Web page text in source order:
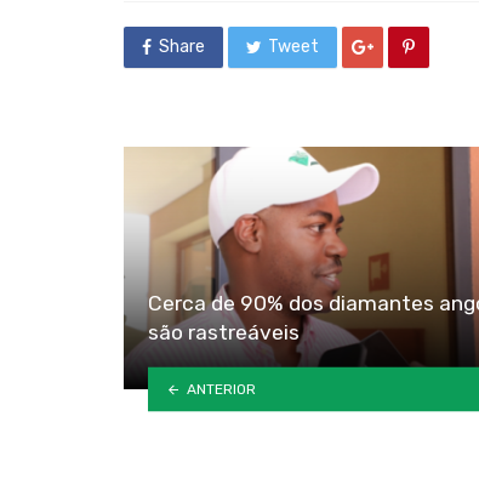
Share Tweet
Cerca de 90% dos diamantes
são rastreáveis
ANTERIOR